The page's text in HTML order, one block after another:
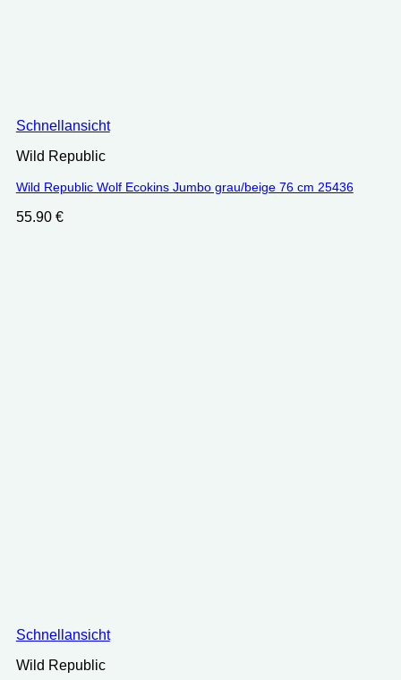
Schnellansicht
Wild Republic
Wild Republic Wolf Ecokins Jumbo grau/beige 76 cm 25436
55.90 €
Schnellansicht
Wild Republic